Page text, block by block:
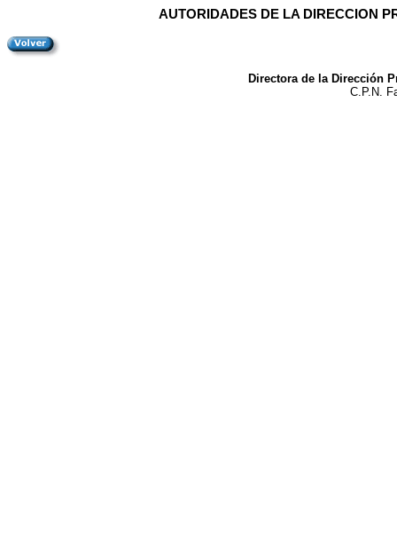
AUTORIDADES DE LA DIRECCION
Directora de la Dirección
C.P.N.